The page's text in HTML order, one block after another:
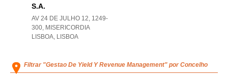
S.a.
AV 24 DE JULHO 12, 1249-
300, MISERICORDIA
LISBOA, LISBOA
Filtrar "Gestao De Yield Y Revenue Management" por Concelho